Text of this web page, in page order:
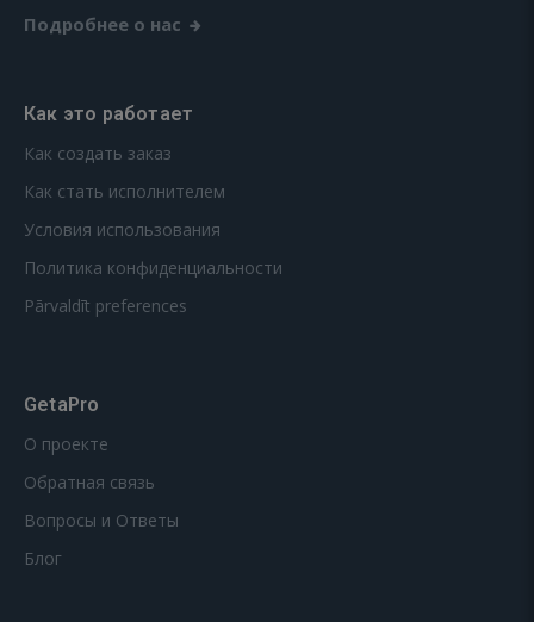
Подробнее о нас
Как это работает
Как создать заказ
Как стать исполнителем
Условия использования
Политика конфиденциальности
Pārvaldīt preferences
GetaPro
О проекте
Обратная связь
Вопросы и Ответы
Блог